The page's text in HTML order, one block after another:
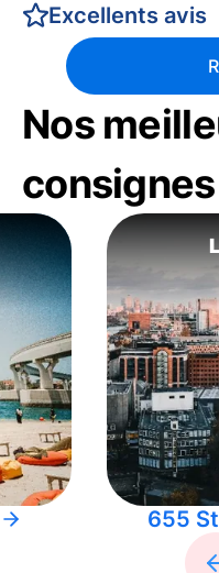
Excellents avis
Nos
655